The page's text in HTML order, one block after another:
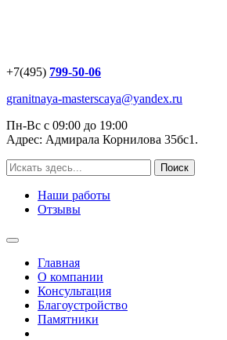
+7(495) 799-50-06
granitnaya-masterscaya@yandex.ru
Пн-Вс с 09:00 до 19:00
Адрес: Адмирала Корнилова 35бс1.
Наши работы
Отзывы
Главная
О компании
Консультация
Благоустройство
Памятники